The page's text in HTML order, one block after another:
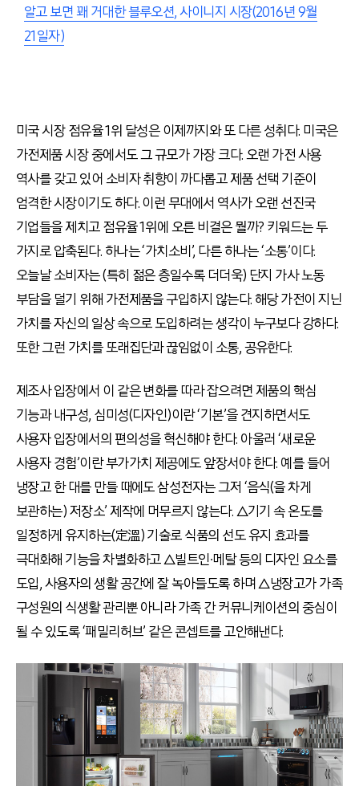
알고 보면 꽤 거대한 블루오션, 사이니지 시장(2016년 9월
21일자)
미국 시장 점유율 1위 달성은 이제까지와 또 다른 성취다. 미국은
가전제품 시장 중에서도 그 규모가 가장 크다. 오랜 가전 사용
역사를 갖고 있어 소비자 취향이 까다롭고 제품 선택 기준이
엄격한 시장이기도 하다. 이런 무대에서 역사가 오랜 선진국
기업들을 제치고 점유율 1위에 오른 비결은 뭘까? 키워드는 두
가지로 압축된다. 하나는 ‘가치소비’, 다른 하나는 ‘소통’이다.
오늘날 소비자는 (특히 젊은 층일수록 더더욱) 단지 가사 노동
부담을 덜기 위해 가전제품을 구입하지 않는다. 해당 가전이 지닌
가치를 자신의 일상 속으로 도입하려는 생각이 누구보다 강하다.
또한 그런 가치를 또래집단과 끊임없이 소통, 공유한다.
제조사 입장에서 이 같은 변화를 따라 잡으려면 제품의 핵심
기능과 내구성, 심미성(디자인)이란 ‘기본’을 견지하면서도
사용자 입장에서의 편의성을 혁신해야 한다. 아울러 ‘새로운
사용자 경험’이란 부가가치 제공에도 앞장서야 한다. 예를 들어
냉장고 한 대를 만들 때에도 삼성전자는 그저 ‘음식(을 차게
보관하는) 저장소’ 제작에 머무르지 않는다. △기기 속 온도를
일정하게 유지하는(定溫) 기술로 식품의 선도 유지 효과를
극대화해 기능을 차별화하고 △빌트인∙메탈 등의 디자인 요소를
도입, 사용자의 생활 공간에 잘 녹아들도록 하며 △냉장고가 가족
구성원의 식생활 관리뿐 아니라 가족 간 커뮤니케이션의 중심이
될 수 있도록 ‘패밀리허브’ 같은 콘셉트를 고안해낸다.